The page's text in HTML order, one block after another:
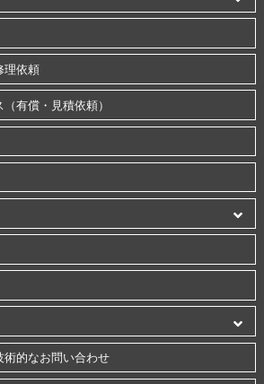
理依頼
有償・見積依頼）
術的なお問い合わせ